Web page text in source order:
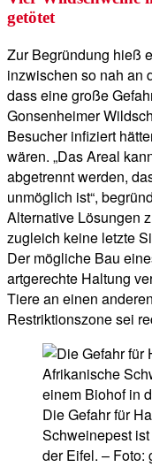
getötet
Zur Begründung hieß
inzwischen so nah an
dass eine große
Gonsenheimer
Besucher infiziert
wären. „Das Areal
abgetrennt werden,
unmöglich ist“,
Alternative Lösungen
zugleich keine letzte
Der mögliche Bau
artgerechte Haltung
Tiere an einen
Restriktionszone sei
Die Gefahr für
Schweinepest
der Eifel. – Foto: